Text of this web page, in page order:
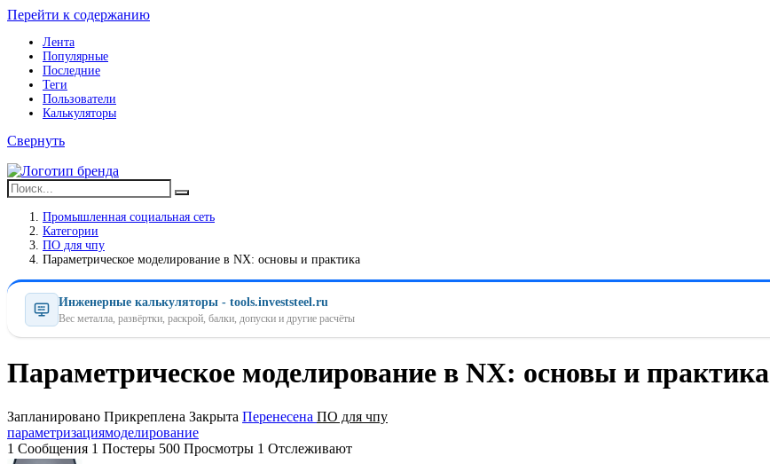
Перейти к содержанию
Лента
Популярные
Последние
Теги
Пользователи
Калькуляторы
Свернуть
Промышленная социальная сеть
Категории
ПO для чпу
Параметрическое моделирование в NX: основы и практика
Инженерные калькуляторы - tools.investsteel.ru
Вес металла, развёртки, раскрой, балки, допуски и другие расчёты
Параметрическое моделирование в NX: основы и практика
Запланировано Прикреплена Закрыта Перенесена ПO для чпу
параметризациямоделирование
1 Сообщения 1 Постеры 500 Просмотры 1 Отслеживают